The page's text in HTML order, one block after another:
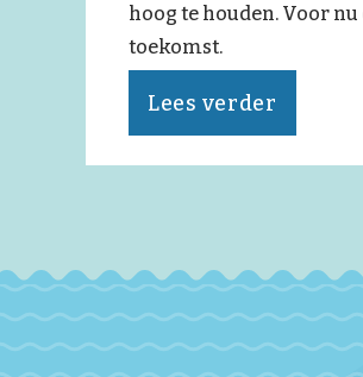
hoog te houden. Voor nu
toekomst.
Lees verder